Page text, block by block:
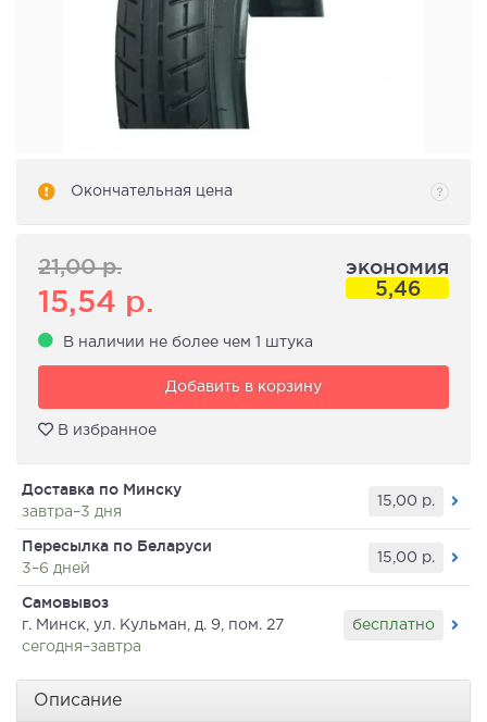
Окончательная цена
экономия
5,46
21,00р.
15,54 р.
В наличии не более чем 1 штука
Добавить в корзину
В избранное
Доставка по Минску
завтра–3 дня
15,00 р.
Пересылка по Беларуси
3–6 дней
15,00 р.
Самовывоз
г. Минск, ул. Кульман, д. 9, пом. 27
сегодня–завтра
бесплатно
Описание